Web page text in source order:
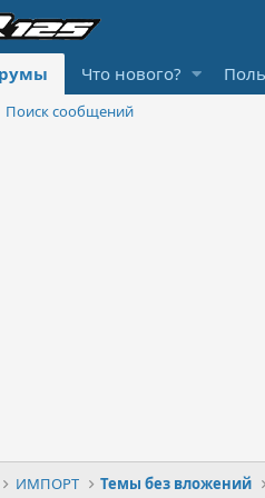
Что нового?
Поиск сообщений
ИМПОРТ Темы без вложений